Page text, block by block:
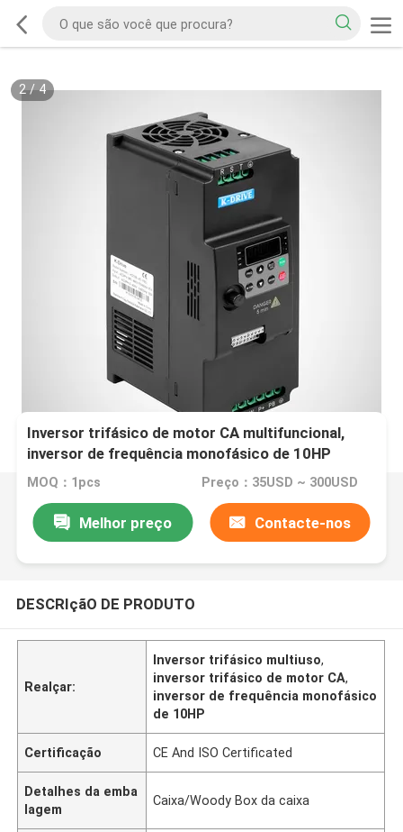
2/4
Inversor trifásico de motor CA multifuncional,
inversor de frequência monofásico de 10HP
MOQ：1pcs Preço：35USD ~ 300USD
Melhor preço Contacte-nos
DESCRIçãO DE PRODUTO
Realçar:
Inversor trifásico multiuso,
inversor trifásico de motor CA,
inversor de frequência monofásico
de 10HP
Certificação CE And ISO Certificated
Detalhes da emba
lagem
Caixa/Woody Box da caixa